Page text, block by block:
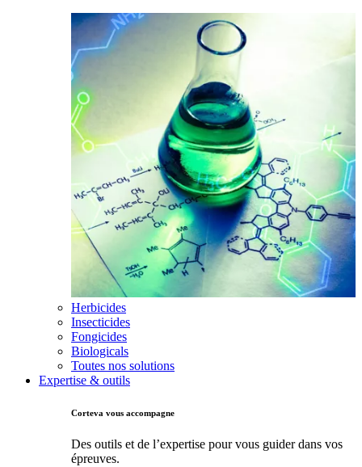
Herbicides
Insecticides
Fongicides
Biologicals
Toutes nos solutions
Expertise & outils
Corteva vous accompagne
Des outils et de l’expertise pour vous guider dans vos
épreuves.